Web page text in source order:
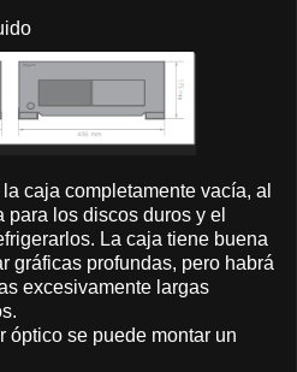
caja completamente vacía, al
los discos duros y el
La caja tiene buena
gráficas profundas, pero habrá
excesivamente largas
óptico se puede montar un